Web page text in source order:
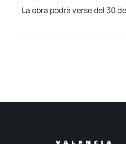
La obra podrá ver­se del 30